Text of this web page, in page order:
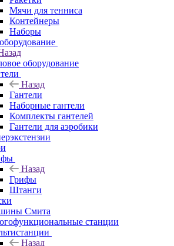
Мячи для тенниса
Контейнеры
Наборы
оборудование
Назад
Гантели
Наборные гантели
Комплекты гантелей
Гантели для аэробики
Назад
Грифы
Штанги
Смита
станции
Назад